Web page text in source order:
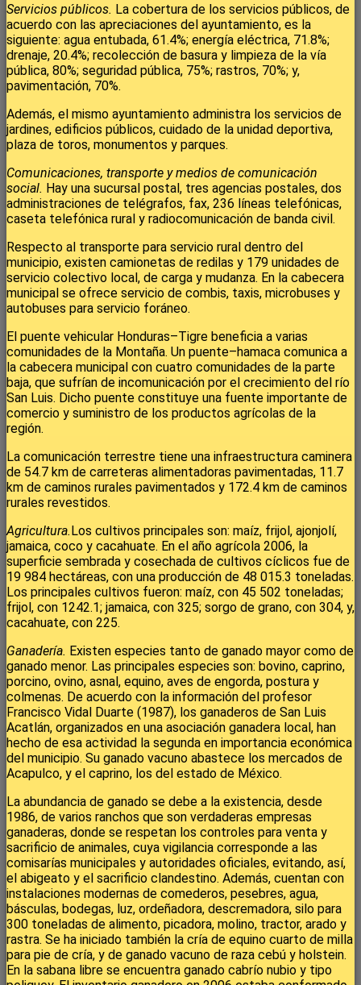
Servicios públicos. La cobertura de los servicios públicos, de
acuerdo con las apreciaciones del ayuntamiento, es la
siguiente: agua entubada, 61.4%; energía eléctrica, 71.8%;
drenaje, 20.4%; recolección de basura y limpieza de la vía
pública, 80%; seguridad pública, 75%; rastros, 70%; y,
pavimentación, 70%.
Además, el mismo ayuntamiento administra los servicios de
jardines, edificios públicos, cuidado de la unidad deportiva,
plaza de toros, monumentos y parques.
Comunicaciones, transporte y medios de comunicación
social. Hay una sucursal postal, tres agencias postales, dos
administraciones de telégrafos, fax, 236 líneas telefónicas,
caseta telefónica rural y radiocomunicación de banda civil.
Respecto al transporte para servicio rural dentro del
municipio, existen camionetas de redilas y 179 unidades de
servicio colectivo local, de carga y mudanza. En la cabecera
municipal se ofrece servicio de combis, taxis, microbuses y
autobuses para servicio foráneo.
El puente vehicular Honduras–Tigre beneficia a varias
comunidades de la Montaña. Un puente–hamaca comunica a
la cabecera municipal con cuatro comunidades de la parte
baja, que sufrían de incomunicación por el crecimiento del río
San Luis. Dicho puente constituye una fuente importante de
comercio y suministro de los productos agrícolas de la
región.
La comunicación terrestre tiene una infraestructura caminera
de 54.7 km de carreteras alimentadoras pavimentadas, 11.7
km de caminos rurales pavimentados y 172.4 km de caminos
rurales revestidos.
Agricultura.Los cultivos principales son: maíz, frijol, ajonjolí,
jamaica, coco y cacahuate. En el año agrícola 2006, la
superficie sembrada y cosechada de cultivos cíclicos fue de
19 984 hectáreas, con una producción de 48 015.3 toneladas.
Los principales cultivos fueron: maíz, con 45 502 toneladas;
frijol, con 1242.1; jamaica, con 325; sorgo de grano, con 304, y,
cacahuate, con 225.
Ganadería. Existen especies tanto de ganado mayor como de
ganado menor. Las principales especies son: bovino, caprino,
porcino, ovino, asnal, equino, aves de engorda, postura y
colmenas. De acuerdo con la información del profesor
Francisco Vidal Duarte (1987), los ganaderos de San Luis
Acatlán, organizados en una asociación ganadera local, han
hecho de esa actividad la segunda en importancia económica
del municipio. Su ganado vacuno abastece los mercados de
Acapulco, y el caprino, los del estado de México.
La abundancia de ganado se debe a la existencia, desde
1986, de varios ranchos que son verdaderas empresas
ganaderas, donde se respetan los controles para venta y
sacrificio de animales, cuya vigilancia corresponde a las
comisarías municipales y autoridades oficiales, evitando, así,
el abigeato y el sacrificio clandestino. Además, cuentan con
instalaciones modernas de comederos, pesebres, agua,
básculas, bodegas, luz, ordeñadora, descremadora, silo para
300 toneladas de alimento, picadora, molino, tractor, arado y
rastra. Se ha iniciado también la cría de equino cuarto de milla
para pie de cría, y de ganado vacuno de raza cebú y holstein.
En la sabana libre se encuentra ganado cabrío nubio y tipo